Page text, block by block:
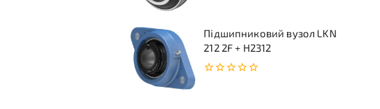
Підшипниковий вузол LKN
212 2F + H2312